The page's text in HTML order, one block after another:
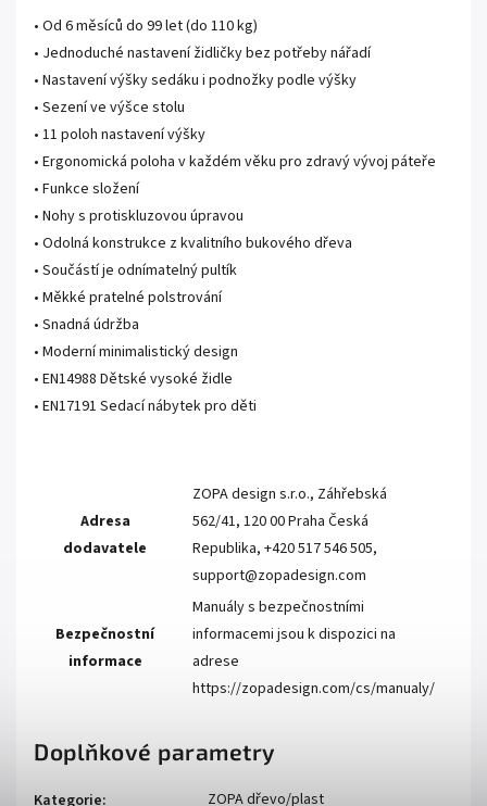
• Od 6 měsíců do 99 let (do 110 kg)
• Jednoduché nastavení židličky bez potřeby nářadí
• Nastavení výšky sedáku i podnožky podle výšky
• Sezení ve výšce stolu
• 11 poloh nastavení výšky
• Ergonomická poloha v každém věku pro zdravý vývoj páteře
• Funkce složení
• Nohy s protiskluzovou úpravou
• Odolná konstrukce z kvalitního bukového dřeva
• Součástí je odnímatelný pultík
• Měkké pratelné polstrování
• Snadná údržba
• Moderní minimalistický design
• EN14988 Dětské vysoké židle
• EN17191 Sedací nábytek pro děti
Adresa
dodavatele
ZOPA design s.r.o., Záhřebská
562/41, 120 00 Praha Česká
Republika, +420 517 546 505,
support@zopadesign.com
Bezpečnostní
informace
Manuály s bezpečnostními
informacemi jsou k dispozici na
adrese
https://zopadesign.com/cs/manualy/
Doplňkové parametry
Kategorie: ZOPA dřevo/plast